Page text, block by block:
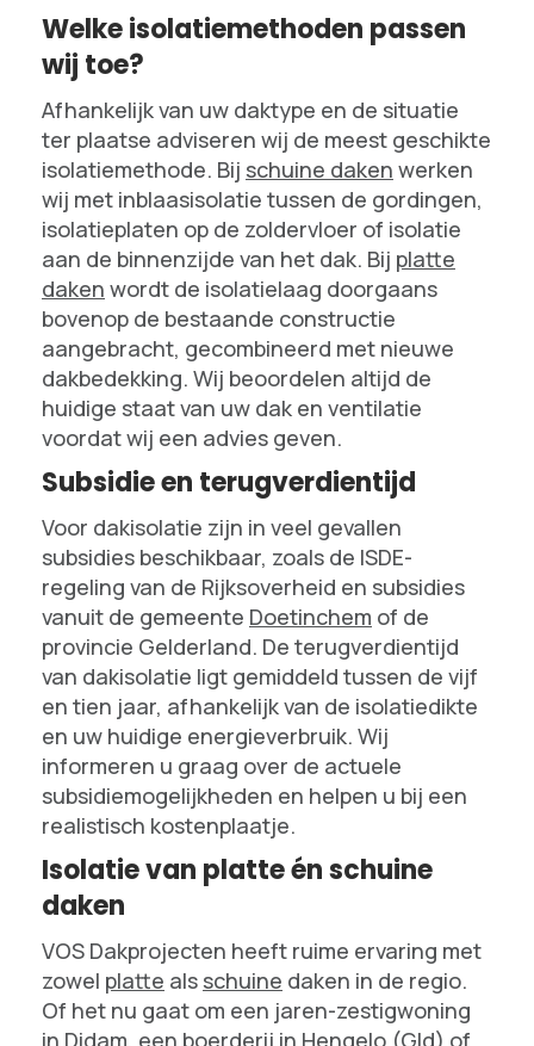
Welke isolatiemethoden passen
wij toe?
Afhankelijk van uw daktype en de situatie
ter plaatse adviseren wij de meest geschikte
isolatiemethode. Bij schuine daken werken
wij met inblaasisolatie tussen de gordingen,
isolatieplaten op de zoldervloer of isolatie
aan de binnenzijde van het dak. Bij platte
daken wordt de isolatielaag doorgaans
bovenop de bestaande constructie
aangebracht, gecombineerd met nieuwe
dakbedekking. Wij beoordelen altijd de
huidige staat van uw dak en ventilatie
voordat wij een advies geven.
Subsidie en terugverdientijd
Voor dakisolatie zijn in veel gevallen
subsidies beschikbaar, zoals de ISDE-
regeling van de Rijksoverheid en subsidies
vanuit de gemeente Doetinchem of de
provincie Gelderland. De terugverdientijd
van dakisolatie ligt gemiddeld tussen de vijf
en tien jaar, afhankelijk van de isolatiedikte
en uw huidige energieverbruik. Wij
informeren u graag over de actuele
subsidiemogelijkheden en helpen u bij een
realistisch kostenplaatje.
Isolatie van platte én schuine
daken
VOS Dakprojecten heeft ruime ervaring met
zowel platte als schuine daken in de regio.
Of het nu gaat om een jaren-zestigwoning
in Didam, een boerderij in Hengelo (Gld) of